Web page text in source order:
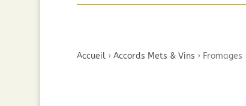
Accueil› Accords Mets & Vins › Fromages